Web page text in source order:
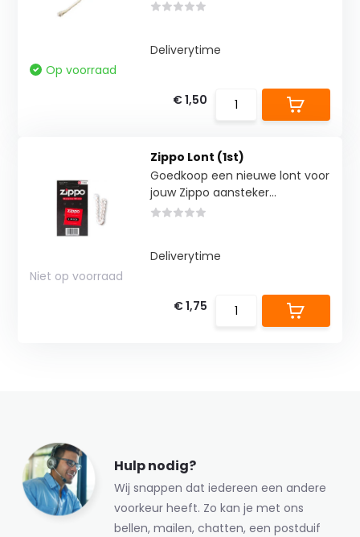
Deliverytime
Op voorraad
€ 1,50
Zippo Lont (1st)
Goedkoop een nieuwe lont voor
jouw Zippo aansteker...
Deliverytime
Niet op voorraad
€ 1,75
Hulp nodig?
Wij snappen dat iedereen een andere
voorkeur heeft. Zo kan je met ons
bellen, mailen, chatten, een postduif